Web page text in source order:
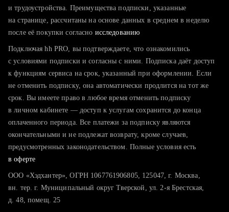
тратите много времени на поиск и вручную поднимаете
хотите сравнить себя с конкурентами и оценить шансы
и трудоустройства. Преимущества подписки, указанные
на странице, рассчитаны на основе данных в среднем в неделю
после её покупки согласно исследованию
Подключая hh PRO, вы подтверждаете, что ознакомились
с условиями подписки и согласны с ними. Подписка даёт доступ
к функциям сервиса на срок, указанный при оформлении. Если
не отменить подписку, она автоматически продлится на тот же
срок. Вы имеете право в любое время отменить подписку
в личном кабинете — доступ к услугам сохранится до конца
оплаченного периода. Все платежи за подписку являются
окончательными и не подлежат возврату, кроме случаев,
предусмотренных законодательством. Полные условия есть
в оферте
ООО «Хэдхантер», ОГРН 1067761906805, 125047, г. Москва,
вн. тер. г. Муниципальный округ Тверской, ул. 2-я Брестская,
д. 48, помещ. 25